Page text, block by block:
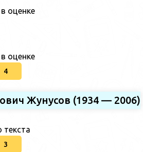
оценке
оценке
4
Жунусов (1934 — 2006)
3